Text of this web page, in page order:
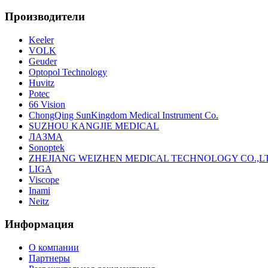
Производители
Keeler
VOLK
Geuder
Optopol Technology
Huvitz
Potec
66 Vision
ChongQing SunKingdom Medical Instrument Co.
SUZHOU KANGJIE MEDICAL
ЛАЗМА
Sonoptek
ZHEJIANG WEIZHEN MEDICAL TECHNOLOGY
LIGA
Viscope
Inami
Neitz
Информация
О компании
Партнеры